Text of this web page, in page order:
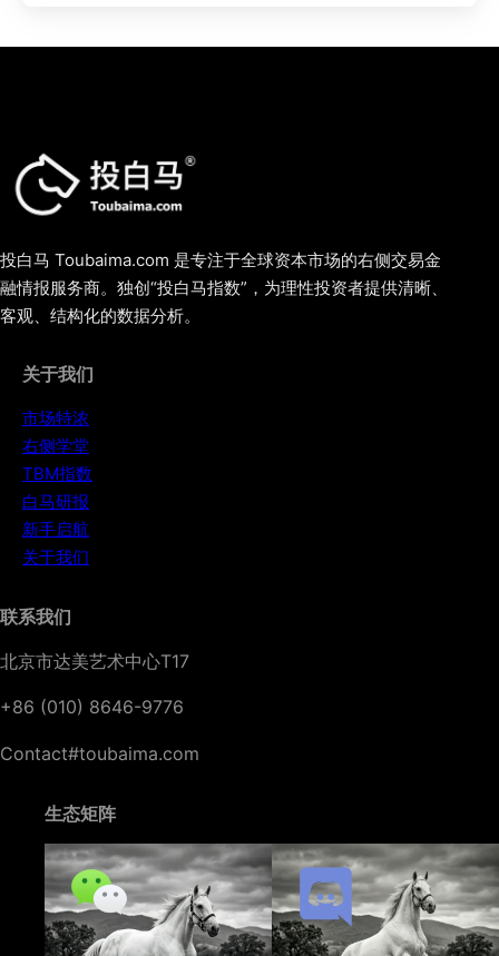
投白马 Toubaima.com 是专注于全球资本市场的右侧交易金
融情报服务商。独创“投白马指数”，为理性投资者提供清晰、
客观、结构化的数据分析。
关于我们
市场特浓
右侧学堂
TBM指数
白马研报
新手启航
关于我们
联系我们
北京市达美艺术中心T17
+86 (010) 8646-9776
Contact#toubaima.com
生态矩阵